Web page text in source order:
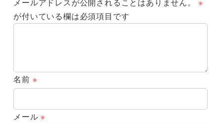
が付いている欄は必須項目です
名前 ※
メール※